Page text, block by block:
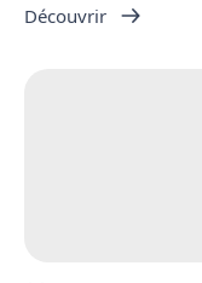
Découvrir